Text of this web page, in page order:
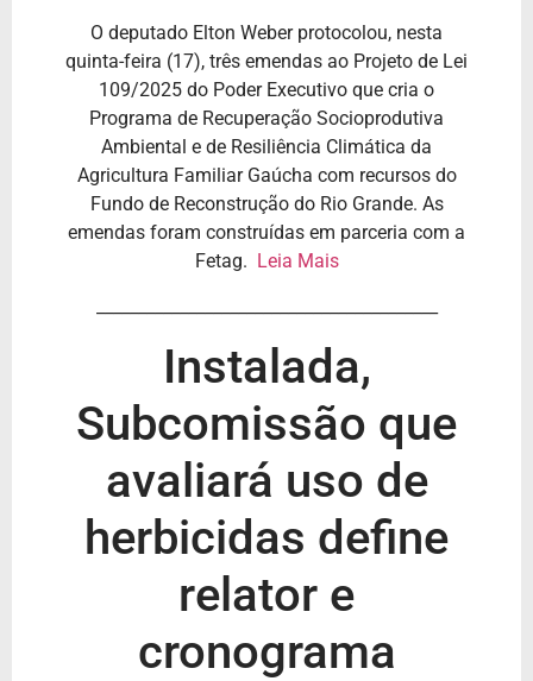
O deputado Elton Weber protocolou, nesta
quinta-feira (17), três emendas ao Projeto de Lei
109/2025 do Poder Executivo que cria o
Programa de Recuperação Socioprodutiva
Ambiental e de Resiliência Climática da
Agricultura Familiar Gaúcha com recursos do
Fundo de Reconstrução do Rio Grande. As
emendas foram construídas em parceria com a
Fetag. Leia Mais
Instalada,
Subcomissão que
avaliará uso de
herbicidas define
relator e
cronograma